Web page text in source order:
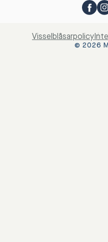
© 2026
Visselblåsarpolicy